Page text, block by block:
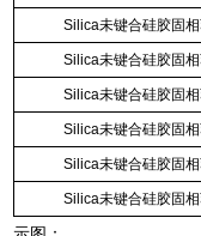
Silica未键合硅胶固
Silica未键合硅胶固
Silica未键合硅胶固
Silica未键合硅胶固
Silica未键合硅胶固
Silica未键合硅胶固